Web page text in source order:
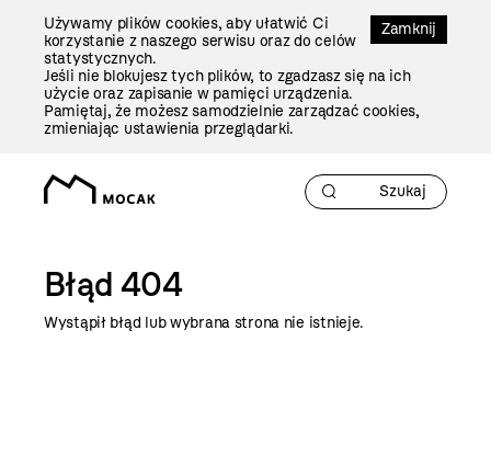
Zamknij
Używamy plików cookies, aby ułatwić Ci
korzystanie z naszego serwisu oraz do celów
statystycznych.
Jeśli nie blokujesz tych plików, to zgadzasz się na ich
użycie oraz zapisanie w pamięci urządzenia.
Pamiętaj, że możesz samodzielnie zarządzać cookies,
zmieniając ustawienia przeglądarki.
Błąd 404
Wystąpił błąd lub wybrana strona nie istnieje.